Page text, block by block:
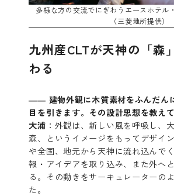
多様な方の交流でにぎわうエースホテル
（三菱地所提供）
九州産CLTが天神の「森
わる
―― 建物外観に木質素材をふんだん
目を引きます。その設計思想を教えて
大浦 ：外観は、新しい風を呼吸し、
森、というイメージをもってデザイ
や全国、地元から天神に流れ込んで
報・アイデアを取り込み、また外へ
る。その動きをサーキュレーターの
た。